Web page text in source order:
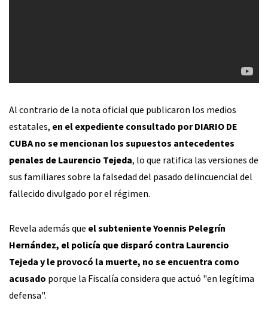
Al contrario de la nota oficial que publicaron los medios
estatales, en el expediente consultado por DIARIO DE
CUBA no se mencionan los supuestos antecedentes
penales de Laurencio Tejeda, lo que ratifica las versiones de
sus familiares sobre la falsedad del pasado delincuencial del
fallecido divulgado por el régimen.
Revela además que el subteniente Yoennis Pelegrín
Hernández, el policía que disparó contra Laurencio
Tejeda y le provocó la muerte, no se encuentra como
acusado porque la Fiscalía considera que actuó "en legítima
defensa".